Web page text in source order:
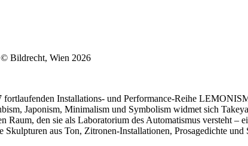
Bildrecht, Wien 2026
Installations- und Performance-Reihe
Japonism, Minimalism und Symbolism widmet sich
den sie als Laboratorium des Automatismus versteht –
aus Ton, Zitronen-Installationen, Prosagedichte